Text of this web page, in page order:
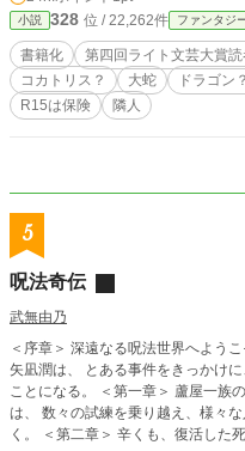
ありがとうございました。 表紙はハット
らの写真をお借り
小説 328 位 / 22,262件 ファンタジ
書籍化 第四回ライト文芸大賞読
コカトリス？
大蛇 ドラゴン？
R15は保険
隣人
5
呪法奇伝
武無由乃
＜序章＞ 深遠なる呪法世界へよう
矢凪潤は、 とある事件をきっかけ
ことになる。 ＜第一章＞ 蘆屋一族
は、 数々の試練を乗り越え、様々
く。 ＜第二章＞ 辛くも、復活した